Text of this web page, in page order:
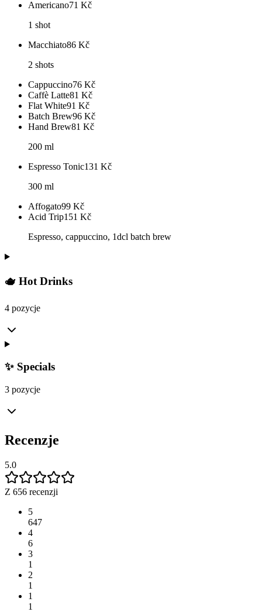
Americano71 Kč
1 shot
Macchiato86 Kč
2 shots
Cappuccino76 Kč
Caffè Latte81 Kč
Flat White91 Kč
Batch Brew96 Kč
Hand Brew81 Kč
200 ml
Espresso Tonic131 Kč
300 ml
Affogato99 Kč
Acid Trip151 Kč
Espresso, cappuccino, 1dcl batch brew
🫖 Hot Drinks
4 pozycje
✨ Specials
3 pozycje
Recenzje
5.0
Z 656 recenzji
5
647
4
6
3
1
2
1
1
1